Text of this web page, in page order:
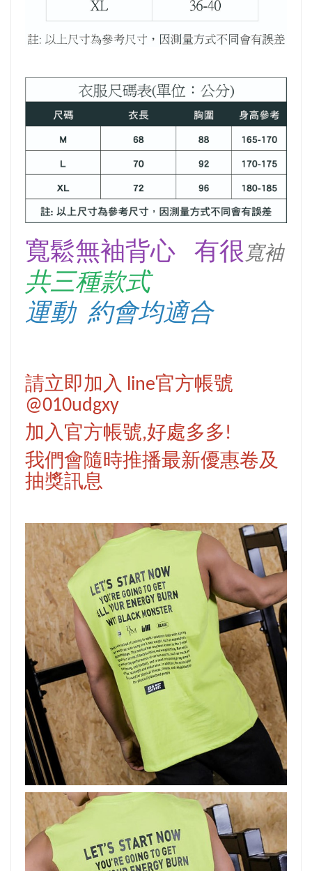
寬鬆無袖背心 有很 寬袖
共三種款式
運動 約會均適合
請立即加入 line官方帳號
@010udgxy
加入官方帳號,好處多多!
我們會隨時推播最新優惠卷及
抽獎訊息